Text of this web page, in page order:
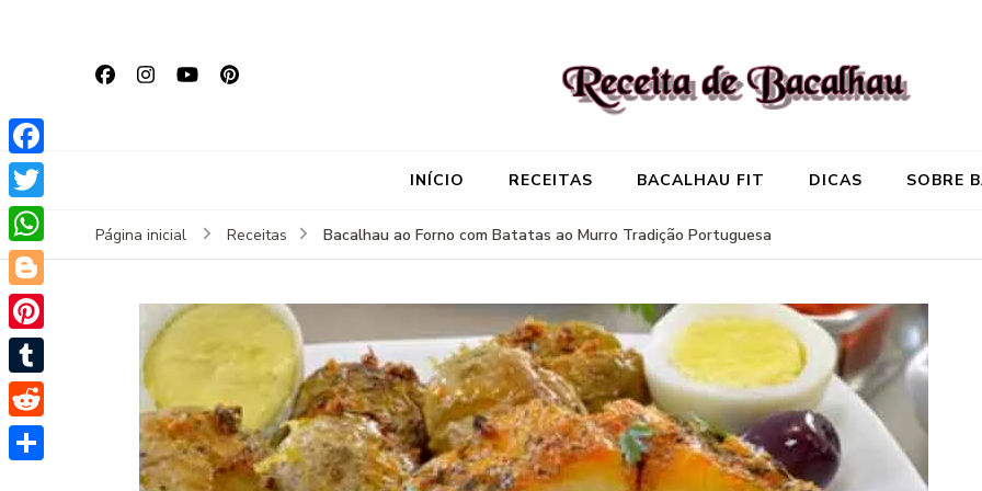
INÍCIO RECEITAS BACALHAU FIT DICAS SOBRE
Página inicial Receitas Bacalhau ao Forno com Batatas ao Murro Tradição Portuguesa
Facebook
Twitter
WhatsApp
Blogger
Pinterest
Tumblr
Reddit